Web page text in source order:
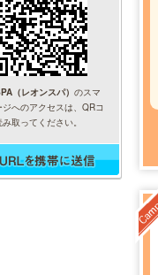
（レオンスパ） のスマ
へのアクセスは、QRコ
取ってください。